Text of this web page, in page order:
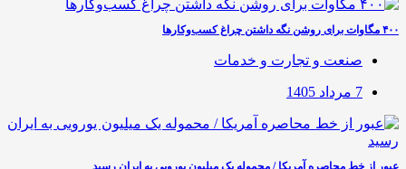
۴۰۰ مگاوات برای روشن نگه داشتن چراغ کسب‌وکار‌ها
صنعت و تجارت و خدمات
7 مرداد 1405